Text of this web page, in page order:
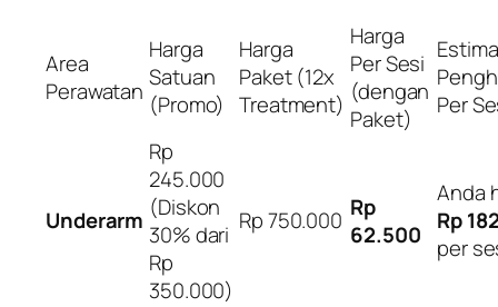
Area
Perawatan
Harga
Satuan
(Promo)
Harga
Paket (12x
Treatment)
Harga
Per Sesi
(dengan
Paket)
Per
Underarm
Rp
245.000
(Diskon
30% dari
Rp
350.000)
Rp 750.000 Rp
62.500
Anda
Rp
per